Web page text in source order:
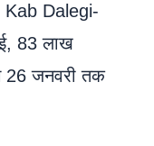
Dalegi-
83 लाख
26 जनवरी तक